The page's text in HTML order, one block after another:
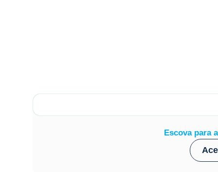
Escova para